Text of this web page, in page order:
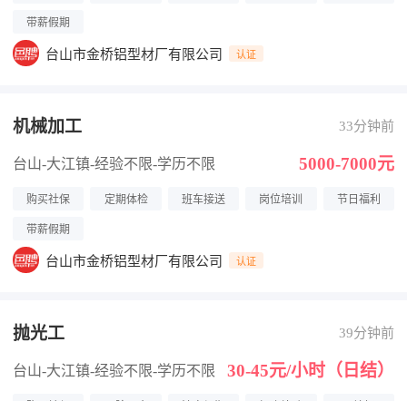
带薪假期
台山市金桥铝型材厂有限公司 认证
机械加工 33分钟前
台山-大江镇-经验不限-学历不限 5000-7000元
购买社保 定期体检 班车接送 岗位培训 节日福利
带薪假期
台山市金桥铝型材厂有限公司 认证
抛光工 39分钟前
台山-大江镇-经验不限-学历不限 30-45元/小时（日结）